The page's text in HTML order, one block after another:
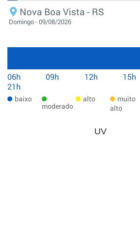
Nova Boa Vista - RS
Domingo - 09/08/2026
06h 09h 12h 15h
21h
baixo
moderado
alto
muito
alto
UV